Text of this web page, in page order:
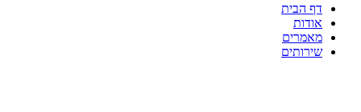
דף הבית
אודות
מאמרים
שירותים